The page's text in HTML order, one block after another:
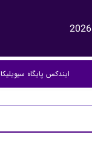
ایندکس پایگاه سیویلیکا